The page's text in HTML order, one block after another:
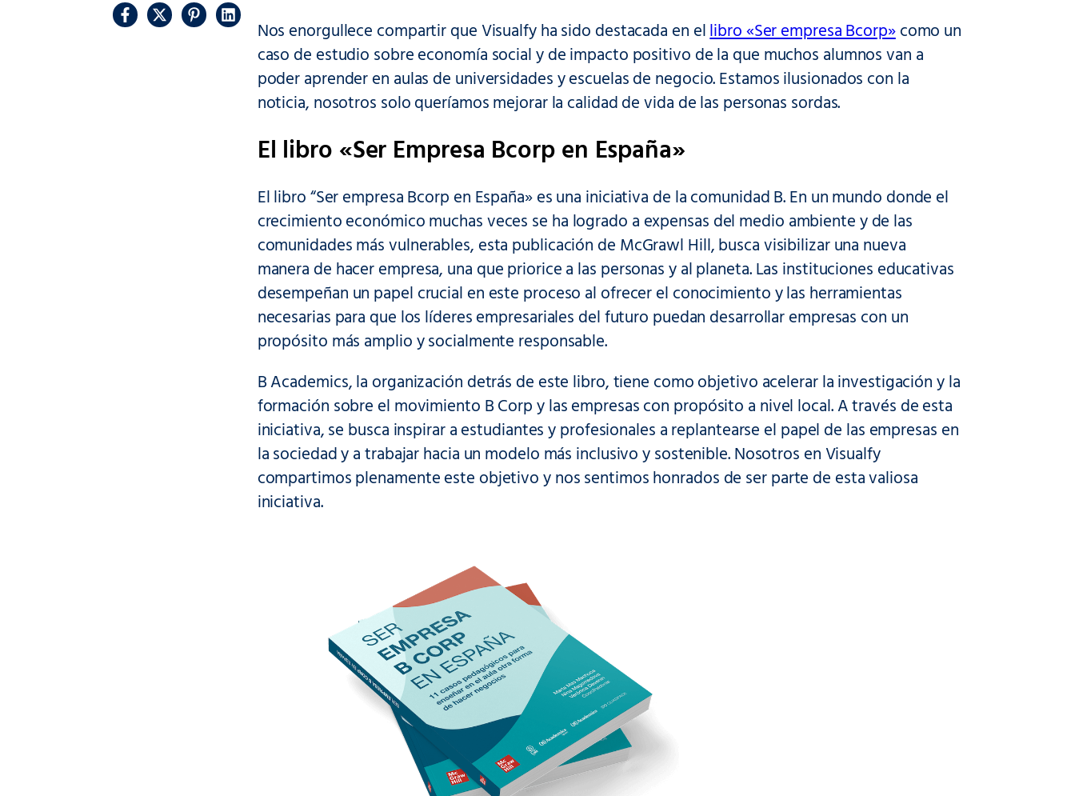
Nos enorgullece compartir que Visualfy ha sido destacada en ellibro «Ser empresa Bcorp»como un
caso de estudio sobre economía social y de impacto positivo de la que muchos alumnos van a
poder aprender en aulas de universidades y escuelas de negocio. Estamos ilusionados con la
noticia, nosotros solo queríamos mejorar la calidad de vida de las personas sordas.
El libro «Ser Empresa Bcorp en España»
El libro “Ser empresa Bcorp en España» es una iniciativa de la comunidad B. En un mundo donde el
crecimiento económico muchas veces se ha logrado a expensas del medio ambiente y de las
comunidades más vulnerables, esta publicación de McGrawl Hill, busca visibilizar una nueva
manera de hacer empresa, una que priorice a las personas y al planeta. Las instituciones educativas
desempeñan un papel crucial en este proceso al ofrecer el conocimiento y las herramientas
necesarias para que los líderes empresariales del futuro puedan desarrollar empresas con un
propósito más amplio y socialmente responsable.
B Academics, la organización detrás de este libro, tiene como objetivo acelerar la investigación y la
formación sobre el movimiento B Corp y las empresas con propósito a nivel local. A través de esta
iniciativa, se busca inspirar a estudiantes y profesionales a replantearse el papel de las empresas en
la sociedad y a trabajar hacia un modelo más inclusivo y sostenible. Nosotros en Visualfy
compartimos plenamente este objetivo y nos sentimos honrados de ser parte de esta valiosa
iniciativa.